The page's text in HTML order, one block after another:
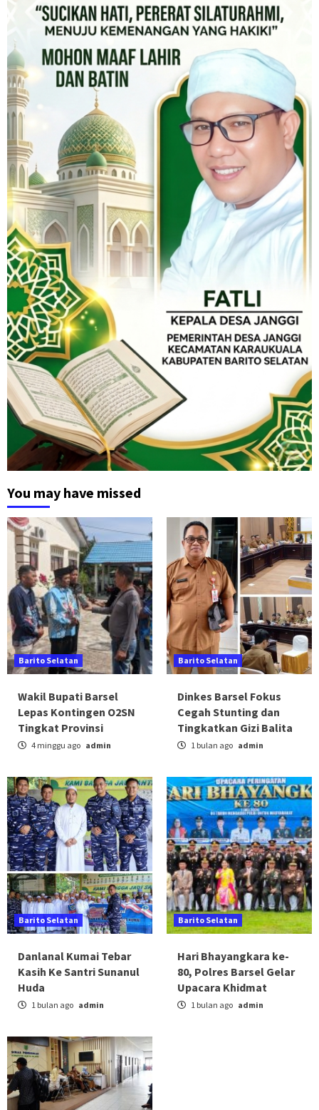
You may have missed
Barito Selatan
Wakil Bupati Barsel
Lepas Kontingen O2SN
Tingkat Provinsi
4 minggu ago admin
Barito Selatan
Dinkes Barsel Fokus
Cegah Stunting dan
Tingkatkan Gizi Balita
1 bulan ago admin
Barito Selatan
Danlanal Kumai Tebar
Kasih Ke Santri Sunanul
Huda
1 bulan ago admin
Barito Selatan
Hari Bhayangkara ke-
80, Polres Barsel Gelar
Upacara Khidmat
1 bulan ago admin